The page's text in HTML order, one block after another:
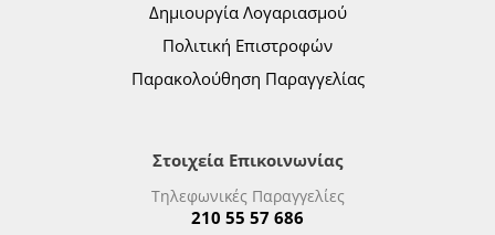
Δημιουργία Λογαριασμού
Πολιτική Επιστροφών
Παρακολούθηση Παραγγελίας
Στοιχεία Επικοινωνίας
Τηλεφωνικές Παραγγελίες
210 55 57 686